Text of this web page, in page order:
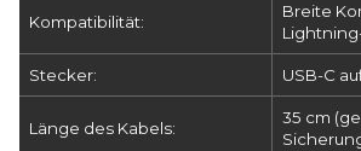
Kompatibilität:
Breite
Stecker: USB-C
Länge des Kabels:
35 cm